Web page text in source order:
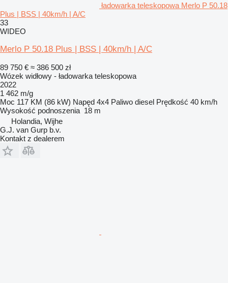
ładowarka teleskopowa Merlo P 50.18
Plus | BSS | 40km/h | A/C
33
WIDEO
Merlo P 50.18 Plus | BSS | 40km/h | A/C
89 750 € ≈ 386 500 zł
Wózek widłowy - ładowarka teleskopowa
2022
1 462 m/g
Moc 117 KM (86 kW) Napęd 4x4 Paliwo diesel Prędkość 40 km/h
Wysokość podnoszenia 18 m
Holandia, Wijhe
G.J. van Gurp b.v.
Kontakt z dealerem